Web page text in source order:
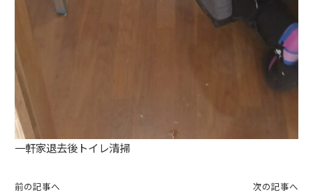
一軒家退去後トイレ清掃
前の記事へ 次の記事へ